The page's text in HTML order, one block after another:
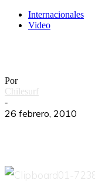
Internacionales
Video
Por
Chilesurf
-
26 febrero, 2010